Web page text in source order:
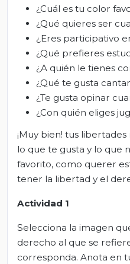
¿Cuál es tu color
¿Qué quieres ser
¿Eres participativo
¿Qué prefieres
¿A quién le tienes
¿Qué te gusta
¿Te gusta opinar
¿Con quién eliges
¡Muy bien! tus
lo que te gusta y lo que
favorito, como querer
tener la libertad y el
Actividad 1
Selecciona la imagen
derecho al que se
corresponda. Anota en